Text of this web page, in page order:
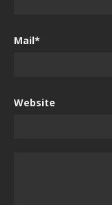
Mail*
Website